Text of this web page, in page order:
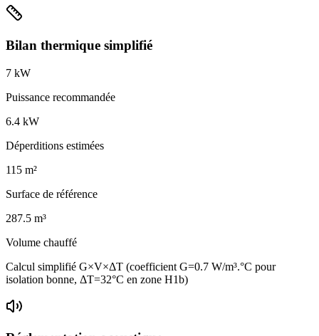
Bilan thermique simplifié
7 kW
Puissance recommandée
6.4 kW
Déperditions estimées
115 m²
Surface de référence
287.5 m³
Volume chauffé
Calcul simplifié G×V×ΔT (coefficient G=0.7 W/m³.°C pour
isolation bonne, ΔT=32°C en zone H1b)